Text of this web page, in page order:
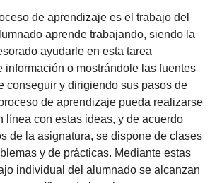
de aprendizaje es el trabajo del
aprende trabajando, siendo la
ayudarle en esta tarea
información o mostrándole las fuentes
conseguir y dirigiendo sus pasos de
de aprendizaje pueda realizarse
línea con estas ideas, y de acuerdo
de la asignatura, se dispone de clases
y de prácticas. Mediante estas
individual del alumnado sealcanzan